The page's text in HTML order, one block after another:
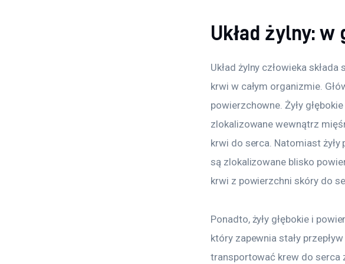
Układ żylny: w
Układ żylny człowieka
krwi w całym organizmie.
powierzchowne. Żyły
zlokalizowane wewnątrz
krwi do serca. Natomiast żyły
są zlokalizowane blisko
krwi z powierzchni skóry do
Ponadto, żyły głębokie i
który zapewnia stały
transportować krew do serca